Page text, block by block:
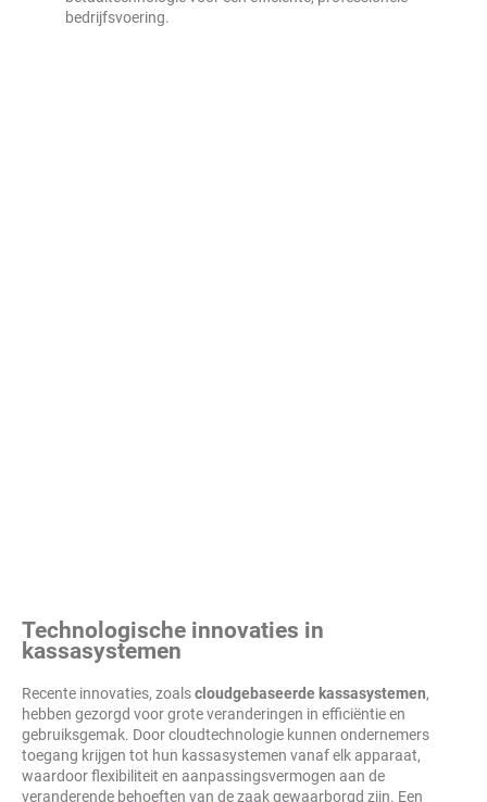
bedrijfsvoering.
Technologische innovaties in
kassasystemen
Recente innovaties, zoalscloudgebaseerde kassasystemen,
hebben gezorgd voor grote veranderingen in efficiëntie en
gebruiksgemak. Door cloudtechnologie kunnen ondernemers
toegang krijgen tot hun kassasystemen vanaf elk apparaat,
waardoor flexibiliteit en aanpassingsvermogen aan de
veranderende behoeften van de zaak gewaarborgd zijn. Een